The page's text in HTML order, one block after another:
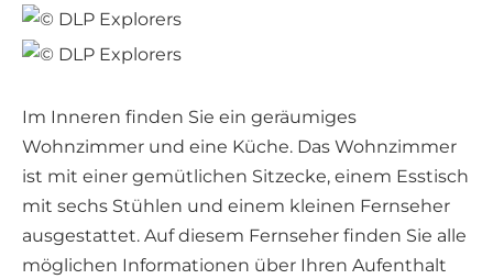
Im Inneren finden Sie ein geräumiges
Wohnzimmer und eine Küche. Das Wohnzimmer
ist mit einer gemütlichen Sitzecke, einem Esstisch
mit sechs Stühlen und einem kleinen Fernseher
ausgestattet. Auf diesem Fernseher finden Sie alle
möglichen Informationen über Ihren Aufenthalt